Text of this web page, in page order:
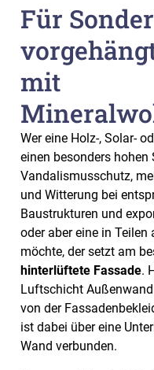
Für
mit
Wer eine Holz-, Solar-
einen besonders hohen
Vandalismusschutz,
und Witterung bei
Baustrukturen und
oder aber eine in
möchte, der setzt am
hinterlüftete Fassade.
Luftschicht
von der
ist dabei über eine
Wand verbunden.